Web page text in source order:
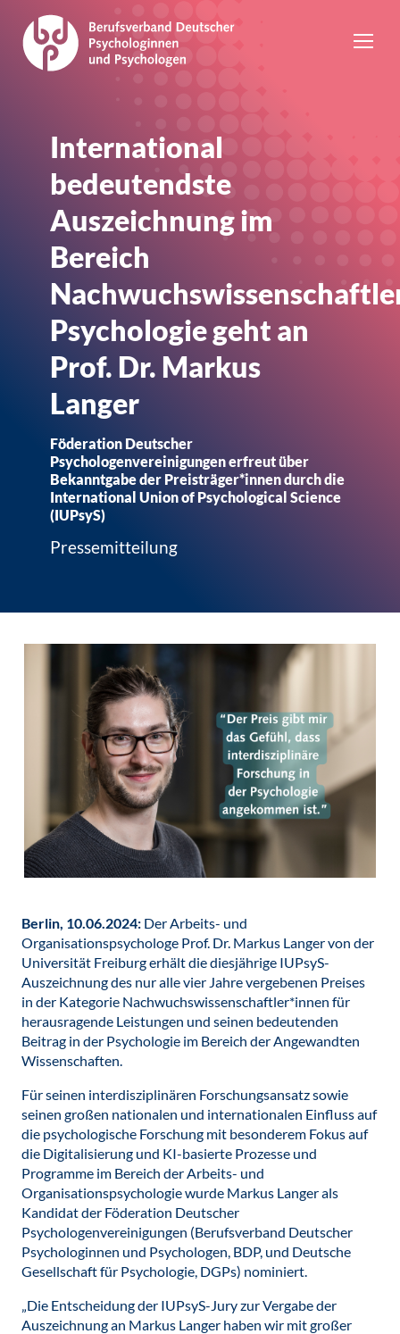
International
bedeutendste
Auszeichnung im
Bereich
Psychologie geht an
Prof. Dr. Markus
Langer
Föderation Deutscher
Psychologenvereinigungen erfreut über
Bekanntgabe der Preisträger*innen durch die
International Union of Psychological Science
(IUPsyS)
Pressemitteilung
Berlin, 10.06.2024: Der Arbeits- und
Organisationspsychologe Prof. Dr. Markus Langer von der
Universität Freiburg erhält die diesjährige IUPsyS-
Auszeichnung des nur alle vier Jahre vergebenen Preises
in der Kategorie Nachwuchswissenschaftler*innen für
herausragende Leistungen und seinen bedeutenden
Beitrag in der Psychologie im Bereich der Angewandten
Wissenschaften.
Für seinen interdisziplinären Forschungsansatz sowie
seinen großen nationalen und internationalen Einfluss auf
die psychologische Forschung mit besonderem Fokus auf
die Digitalisierung und KI-basierte Prozesse und
Programme im Bereich der Arbeits- und
Organisationspsychologie wurde Markus Langer als
Kandidat der Föderation Deutscher
Psychologenvereinigungen (Berufsverband Deutscher
Psychologinnen und Psychologen, BDP, und Deutsche
Gesellschaft für Psychologie, DGPs) nominiert.
„Die Entscheidung der IUPsyS-Jury zur Vergabe der
Auszeichnung an Markus Langer haben wir mit großer